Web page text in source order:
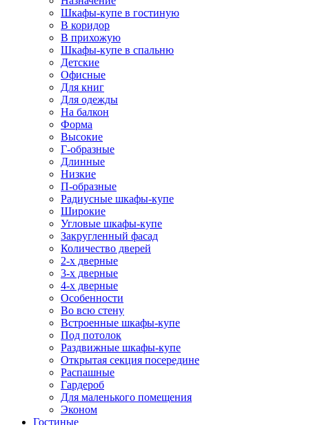
Шкафы-купе в гостиную
В коридор
В прихожую
Шкафы-купе в спальню
Детские
Офисные
Для книг
Для одежды
На балкон
Форма
Высокие
Г-образные
Длинные
Низкие
П-образные
Радиусные шкафы-купе
Широкие
Угловые шкафы-купе
Закругленный фасад
Количество дверей
2-х дверные
3-х дверные
4-х дверные
Особенности
Во всю стену
Встроенные шкафы-купе
Под потолок
Раздвижные шкафы-купе
Открытая секция посередине
Распашные
Гардероб
Для маленького помещения
Эконом
Гостиные